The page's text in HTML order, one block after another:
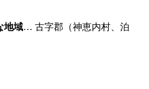
地域… 古字郡（神恵内村、泊